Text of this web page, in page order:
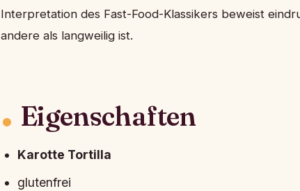
Interpretation des Fast-Food-Klassikers beweist
andere als langweilig ist.
Eigenschaften
Karotte Tortilla
glutenfrei